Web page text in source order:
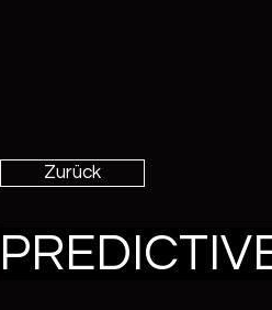
Zurück